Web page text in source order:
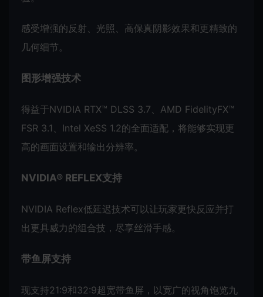
感受增强的反射、光照、高保真阴影效果和更精致的
几何细节。
图形增强技术
得益于NVIDIA RTX™ DLSS 3.7、AMD FidelityFX™
FSR 3.1、Intel XeSS 1.2的全面适配，将能够实现更
高的画面设置和输出分辨率。
NVIDIA® REFLEX支持
NVIDIA Reflex低延迟技术可以让玩家更快反应并打
出更具威力的组合技，尽享丝滑手感。
带鱼屏支持
现支持21:9和32:9超宽带鱼屏，以宽广的视角饱览九